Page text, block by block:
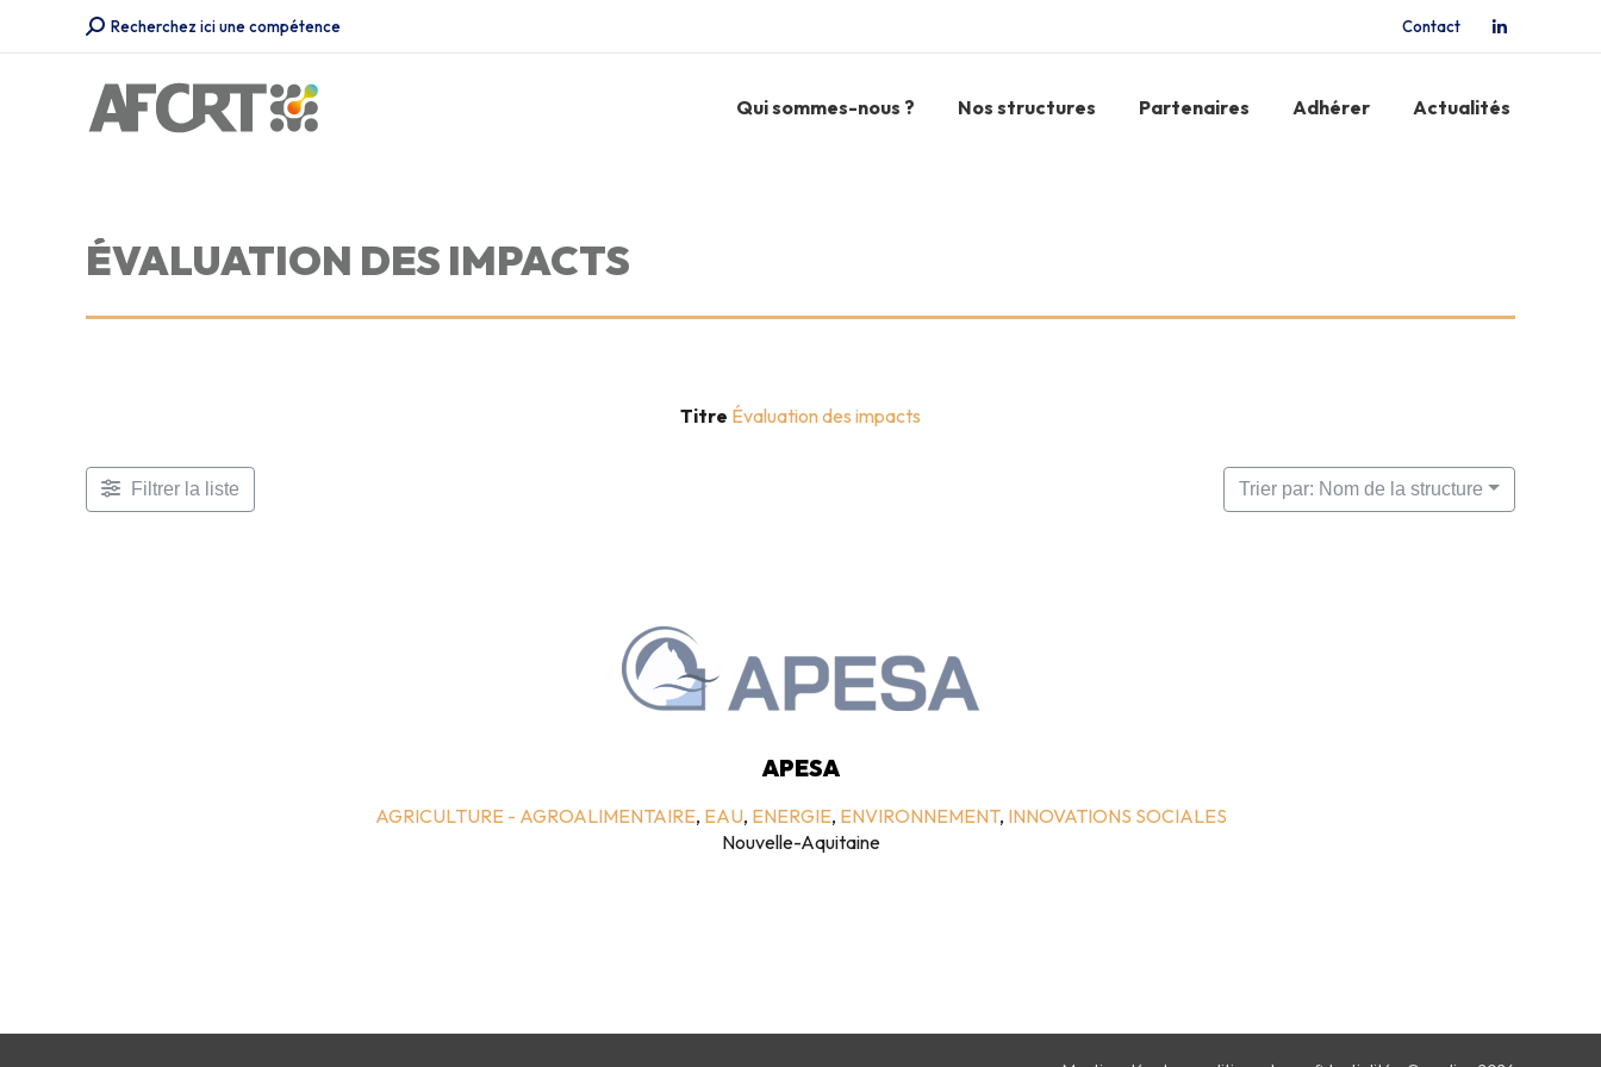
Recherche
Recherchez ici une compétence Contact
LinkedIn
Qui sommes-nous ? Nos structures Partenaires Adhérer Actualités
ÉVALUATION DES IMPACTS
Titre Évaluation des impacts
Filtrer la liste Trier par: Nom de la structure
APESA
AGRICULTURE - AGROALIMENTAIRE, EAU, ENERGIE, ENVIRONNEMENT, INNOVATIONS SOCIALES
Nouvelle-Aquitaine